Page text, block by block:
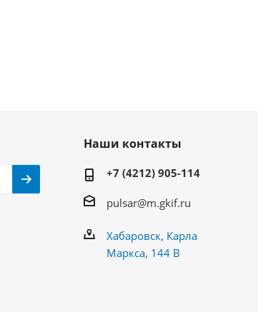
Наши контакты
+7 (4212) 905-114
pulsar@m.gkif.ru
Хабаровск, Карла
Маркса, 144 В